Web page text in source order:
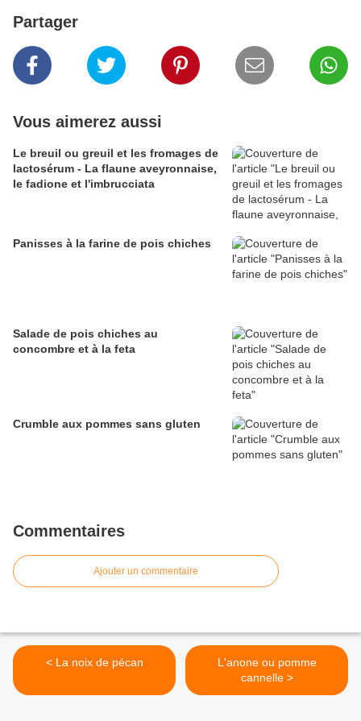
Partager
Vous aimerez aussi
Le breuil ou greuil et les fromages de
lactosérum - La flaune aveyronnaise,
le fadione et l'imbrucciata
Panisses à la farine de pois chiches
Salade de pois chiches au
concombre et à la feta
Crumble aux pommes sans gluten
Commentaires
Ajouter un commentaire
< La noix de pécan
L'anone ou pomme
cannelle >